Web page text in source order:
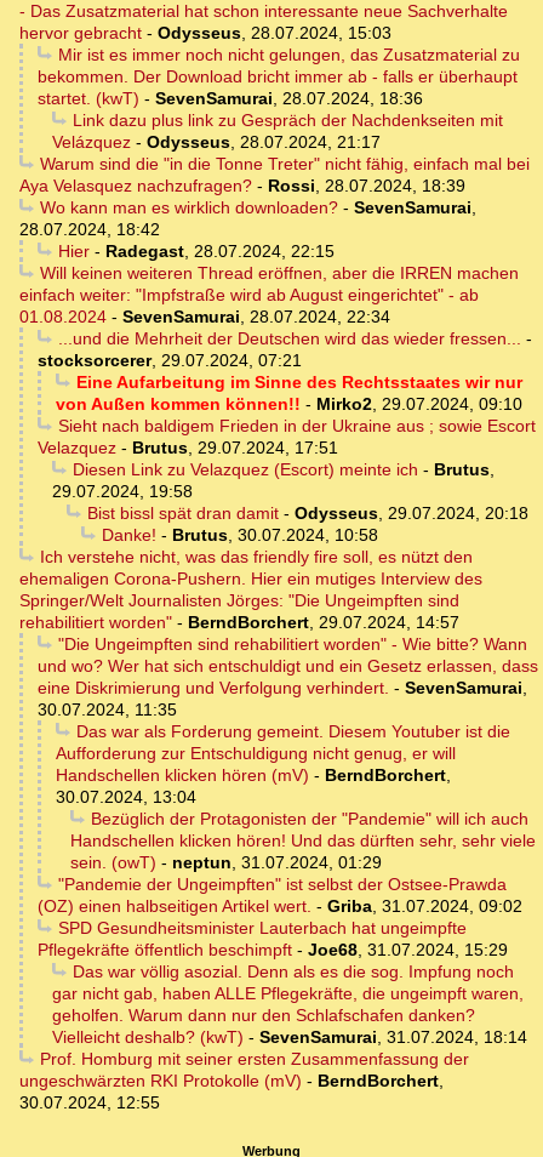
- Das Zusatzmaterial hat schon interessante neue Sachverhalte
hervor gebracht - Odysseus, 28.07.2024, 15:03
Mir ist es immer noch nicht gelungen, das Zusatzmaterial zu
bekommen. Der Download bricht immer ab - falls er überhaupt
startet. (kwT) - SevenSamurai, 28.07.2024, 18:36
Link dazu plus link zu Gespräch der Nachdenkseiten mit
Velázquez - Odysseus, 28.07.2024, 21:17
Warum sind die "in die Tonne Treter" nicht fähig, einfach mal bei
Aya Velasquez nachzufragen? - Rossi, 28.07.2024, 18:39
Wo kann man es wirklich downloaden?- SevenSamurai,
28.07.2024, 18:42
Hier- Radegast, 28.07.2024, 22:15
Will keinen weiteren Thread eröffnen, aber die IRREN machen
einfach weiter: "Impfstraße wird ab August eingerichtet" - ab
01.08.2024 - SevenSamurai, 28.07.2024, 22:34
...und die Mehrheit der Deutschen wird das wieder fressen... -
stocksorcerer, 29.07.2024, 07:21
Eine Aufarbeitung im Sinne des Rechtsstaates wir nur
von Außen kommen können!! - Mirko2, 29.07.2024, 09:10
Sieht nach baldigem Frieden in der Ukraine aus ; sowie Escort
Velazquez - Brutus, 29.07.2024, 17:51
Diesen Link zu Velazquez (Escort) meinte ich - Brutus,
29.07.2024, 19:58
Bist bissl spät dran damit- Odysseus, 29.07.2024, 20:18
Danke! - Brutus, 30.07.2024, 10:58
Ich verstehe nicht, was das friendly fire soll, es nützt den
ehemaligen Corona-Pushern. Hier ein mutiges Interview des
Springer/Welt Journalisten Jörges: "Die Ungeimpften sind
rehabilitiert worden" - BerndBorchert, 29.07.2024, 14:57
"Die Ungeimpften sind rehabilitiert worden" - Wie bitte? Wann
und wo? Wer hat sich entschuldigt und ein Gesetz erlassen, dass
eine Diskrimierung und Verfolgung verhindert. - SevenSamurai,
30.07.2024, 11:35
Das war als Forderung gemeint. Diesem Youtuber ist die
Aufforderung zur Entschuldigung nicht genug, er will
Handschellen klicken hören (mV) - BerndBorchert,
30.07.2024, 13:04
Bezüglich der Protagonisten der "Pandemie" will ich auch
Handschellen klicken hören! Und das dürften sehr, sehr viele
sein. (owT) - neptun, 31.07.2024, 01:29
"Pandemie der Ungeimpften" ist selbst der Ostsee-Prawda
(OZ) einen halbseitigen Artikel wert. - Griba, 31.07.2024, 09:02
SPD Gesundheitsminister Lauterbach hat ungeimpfte
Pflegekräfte öffentlich beschimpft - Joe68, 31.07.2024, 15:29
Das war völlig asozial. Denn als es die sog. Impfung noch
gar nicht gab, haben ALLE Pflegekräfte, die ungeimpft waren,
geholfen. Warum dann nur den Schlafschafen danken?
Vielleicht deshalb? (kwT) - SevenSamurai, 31.07.2024, 18:14
Prof. Homburg mit seiner ersten Zusammenfassung der
ungeschwärzten RKI Protokolle (mV) - BerndBorchert,
30.07.2024, 12:55
Werbung